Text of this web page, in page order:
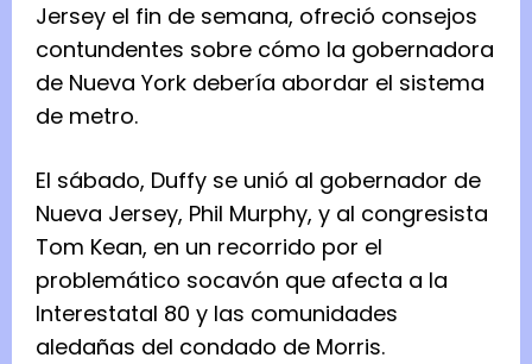
Jersey el fin de semana, ofreció consejos
contundentes sobre cómo la gobernadora
de Nueva York debería abordar el sistema
de metro.
El sábado, Duffy se unió al gobernador de
Nueva Jersey, Phil Murphy, y al congresista
Tom Kean, en un recorrido por el
problemático socavón que afecta a la
Interestatal 80 y las comunidades
aledañas del condado de Morris.